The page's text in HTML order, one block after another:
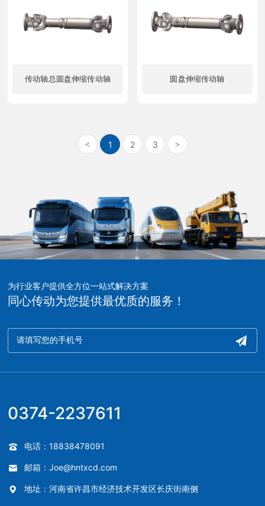
传动轴总圆盘伸缩传动轴 圆盘伸缩传动轴
< 1 2 3 >
为行业客户提供全方位一站式解决方案
同心传动为您提供最优质的服务！
0374-2237611
电话：18838478091
邮箱：Joe@hntxcd.com
地址：河南省许昌市经济技术开发区长庆街南侧